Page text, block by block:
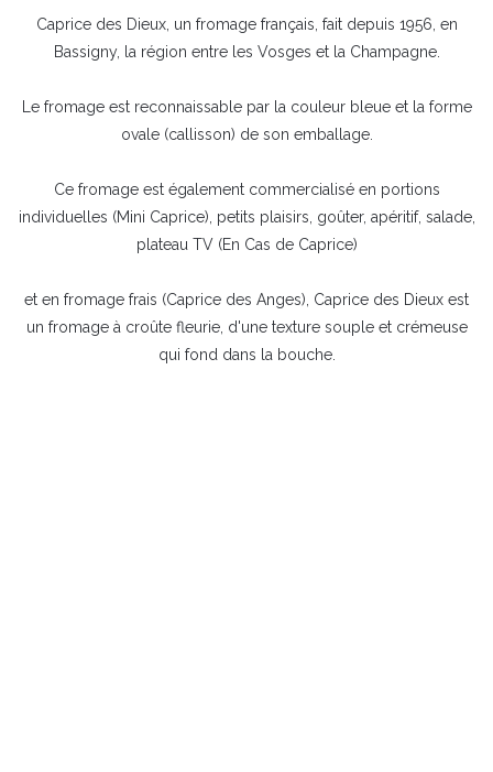
Caprice des Dieux, un fromage français, fait depuis 1956, en
Bassigny, la région entre les Vosges et la Champagne.
Le fromage est reconnaissable par la couleur bleue et la forme
ovale (callisson) de son emballage.
Ce fromage est également commercialisé en portions
individuelles (Mini Caprice), petits plaisirs, goûter, apéritif, salade,
plateau TV (En Cas de Caprice)
et en fromage frais (Caprice des Anges), Caprice des Dieux est
un fromage à croûte fleurie, d'une texture souple et crémeuse
qui fond dans la bouche.